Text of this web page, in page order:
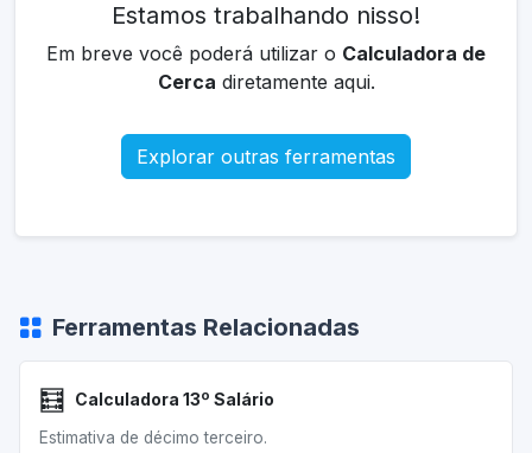
Estamos trabalhando nisso!
Em breve você poderá utilizar o Calculadora de
Cerca diretamente aqui.
Explorar outras ferramentas
Ferramentas Relacionadas
🧮 Calculadora 13º Salário
Estimativa de décimo terceiro.